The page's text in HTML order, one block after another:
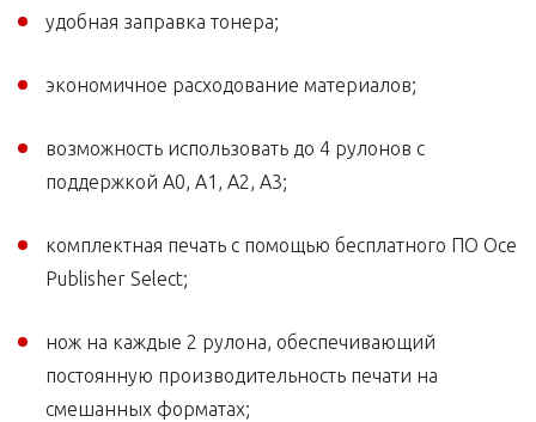
удобная заправка тонера;
экономичное расходование материалов;
возможность использовать до 4 рулонов с
поддержкой А0, А1, А2, А3;
комплектная печать с помощью бесплатного ПО Oce
Publisher Select;
нож на каждые 2 рулона, обеспечивающий
постоянную производительность печати на
смешанных форматах;